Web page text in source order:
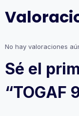
No hay valoraciones
Sé el
“TOGAF